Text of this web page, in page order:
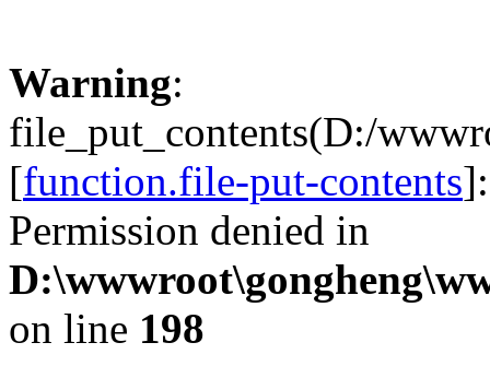
Warning:
file_put_contents(D:/
[function.file-put-contents
Permission denied in
on line 198